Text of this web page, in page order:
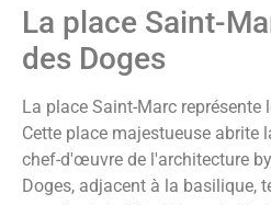
La place Saint-
des Doges
La place Saint-Marc
Cette place majestueuse abrite
chef-d'œuvre de l'architecture
Doges, adjacent à la basilique,